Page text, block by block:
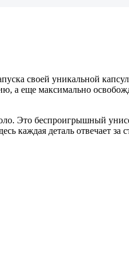
своей уникальной
а еще максимально
Это беспроигрышный
каждая деталь отвечает за